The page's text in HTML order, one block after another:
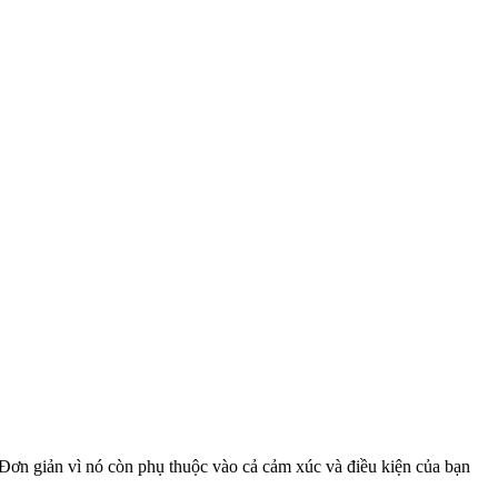
giản vì nó còn phụ thuộc vào cả cảm xúc và điều kiện của bạn